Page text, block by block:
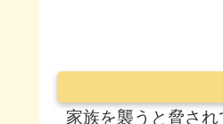
家族を襲うと脅さ